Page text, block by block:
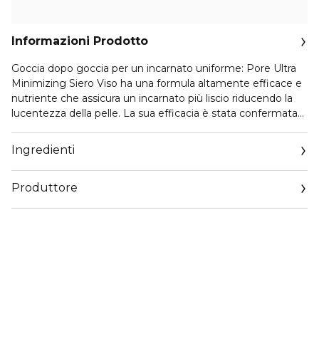
Informazioni Prodotto
Goccia dopo goccia per un incarnato uniforme: Pore Ultra
Minimizing Siero Viso ha una formula altamente efficace e
nutriente che assicura un incarnato più liscio riducendo la
lucentezza della pelle. La sua efficacia è stata confermata
partecipanti ha confermato che la loro pelle era più liscia, la
texture più uniforme e che il prodotto ha fatto la differenza
nella loro skincare routine. Il siero aiuta a ridurre il sebo in
eccesso e riduce visibilmente i pori dilatati. Anche gli
Ingredienti
Produttore